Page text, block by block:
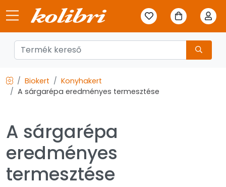
Biokert
Konyhakert
A sárgarépa eredményes termesztése
A sárgarépa
eredményes
termesztése